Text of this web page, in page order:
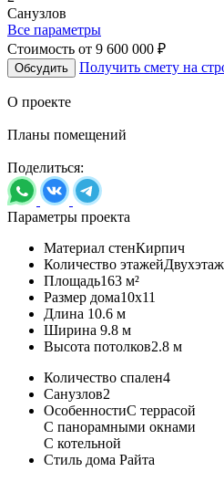
Санузлов
Все параметры
Стоимость от 9 600 000 ₽
Обсудить Получить смету на
О проекте
Планы помещений
Поделиться:
Параметры проекта
Материал стенКирпич
Количество этажей
Площадь163 м²
Размер дома10х11
Длина 10.6 м
Ширина 9.8 м
Высота потолков2.8 м
Количество спален4
Санузлов2
ОсобенностиС террасой
С панорамными окнами
С котельной
Стиль дома Райта